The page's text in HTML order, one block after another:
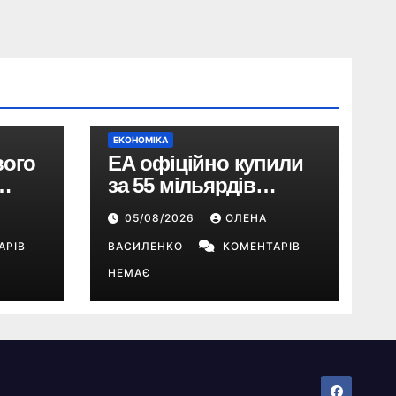
ЕКОНОМІКА
EA офіційно купили
за 55 мільярдів
доларів: що буде з EA
Sports FC, Battlefield і
The Sims
05/08/2026 ОЛЕНА
ВАСИЛЕНКО
КОМЕНТАРІВ
НЕМАЄ